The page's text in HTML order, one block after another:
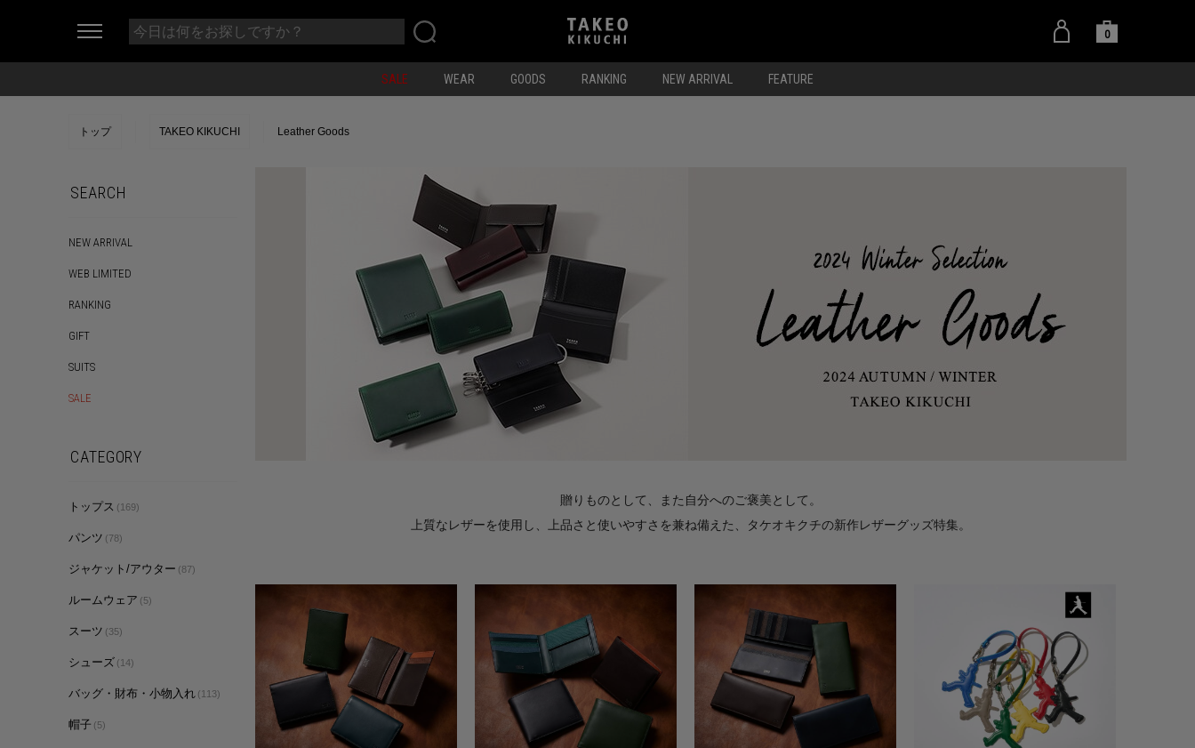
0
SALE WEAR GOODS RANKING NEW ARRIVAL FEATURE
トップ TAKEO KIKUCHI Leather Goods
SEARCH
NEW ARRIVAL
WEB LIMITED
RANKING
GIFT
SUITS
SALE
CATEGORY
トップス (169)
パンツ (78)
ジャケット/アウター (87)
ルームウェア (5)
スーツ (35)
シューズ (14)
バッグ・財布・小物入れ (113)
帽子 (5)
贈りものとして、また自分へのご褒美として。
上質なレザーを使用し、上品さと使いやすさを兼ね備えた、タケオキクチの新作レザーグッズ特集。